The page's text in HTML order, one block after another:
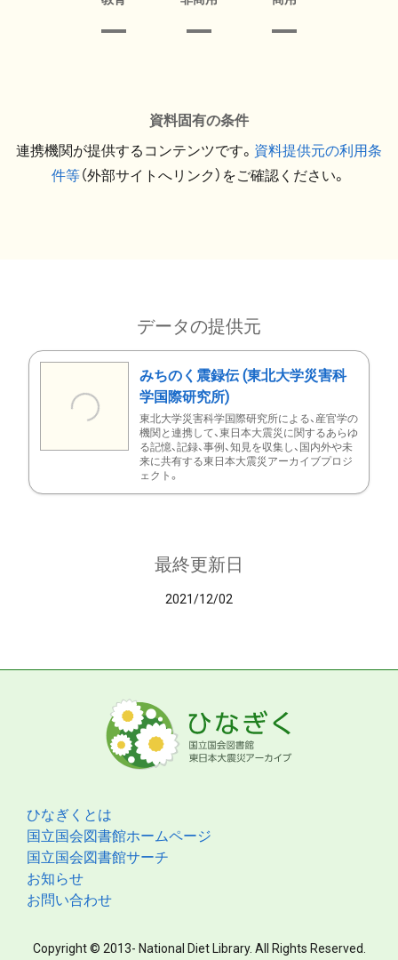
資料固有の条件
連携機関が提供するコンテンツです。 資料提供元の利用条
件等（外部サイトへリンク）をご確認ください。
データの提供元
みちのく震録伝 (東北大学災害科
学国際研究所)
東北大学災害科学国際研究所による、産官学の
機関と連携して、東日本大震災に関するあらゆ
る記憶、記録、事例、知見を収集し、国内外や未
来に共有する東日本大震災アーカイブプロジ
ェクト。
最終更新日
2021/12/02
ひなぎくとは
国立国会図書館ホームページ
国立国会図書館サーチ
お知らせ
お問い合わせ
Copyright © 2013- National Diet Library. All Rights Reserved.